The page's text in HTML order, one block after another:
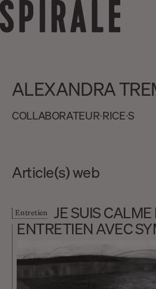
ALEXANDRA
COLLABORA­­TEUR∙RICE∙S
Article(s) web
Entretien
JE SUIS CALME
ENTRETIEN AVEC